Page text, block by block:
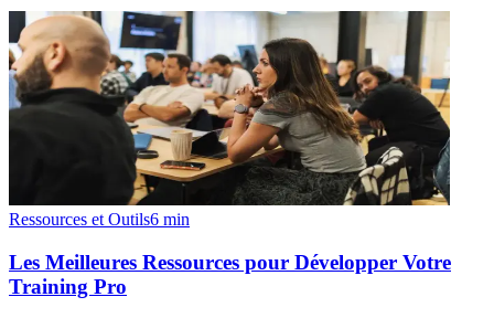
Ressources et Outils6 min
Les Meilleures Ressources pour Développer Votre
Training Pro